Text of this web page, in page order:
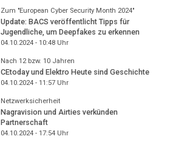
Zum "European Cyber Security Month 2024"
Update: BACS veröffentlicht Tipps für
Jugendliche, um Deepfakes zu erkennen
04.10.2024 - 10:48Uhr
Nach 12 bzw. 10 Jahren
CEtoday und Elektro Heute sind Geschichte
04.10.2024 - 11:57Uhr
Netzwerksicherheit
Nagravision und Airties verkünden
Partnerschaft
04.10.2024 - 17:54Uhr